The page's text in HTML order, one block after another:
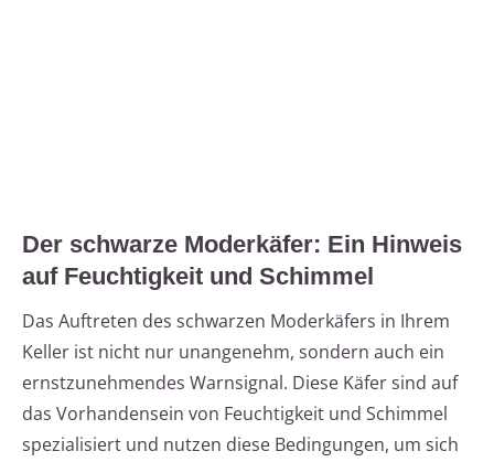
Der schwarze Moderkäfer: Ein Hinweis
auf Feuchtigkeit und Schimmel
Das Auftreten des schwarzen Moderkäfers in Ihrem
Keller ist nicht nur unangenehm, sondern auch ein
ernstzunehmendes Warnsignal. Diese Käfer sind auf
das Vorhandensein von Feuchtigkeit und Schimmel
spezialisiert und nutzen diese Bedingungen, um sich